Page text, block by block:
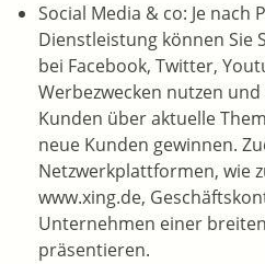
Social Media & co: Je nach
Dienstleistung können Sie
bei Facebook, Twitter,
Werbezwecken nutzen
Kunden über aktuelle
neue Kunden gewinnen.
Netzwerkplattformen, wie
www.xing.de,
Unternehmen einer
präsentieren.